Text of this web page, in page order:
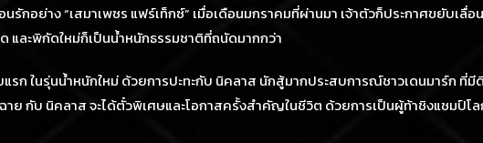
รักอย่าง “เสมาเพชร แฟร์เท็กซ์” เมื่อเดือนมกราคมที่ผ่านมา เจ้าตัวก็ประกาศขยับเลื่
และพิกัดใหม่ก็เป็นน้ำหนักธรรมชาติที่ถนัดมากกว่า
ก ในรุ่นน้ำหนักใหม่ ด้วยการปะทะกับ นิคลาส นักสู้มากประสบการณ์ชาวเดนมาร์ก ที่
าย กับ นิคลาส จะได้ตั๋วพิเศษและโอกาสครั้งสำคัญในชีวิต ด้วยการเป็นผู้ท้าชิงแชมป์โล